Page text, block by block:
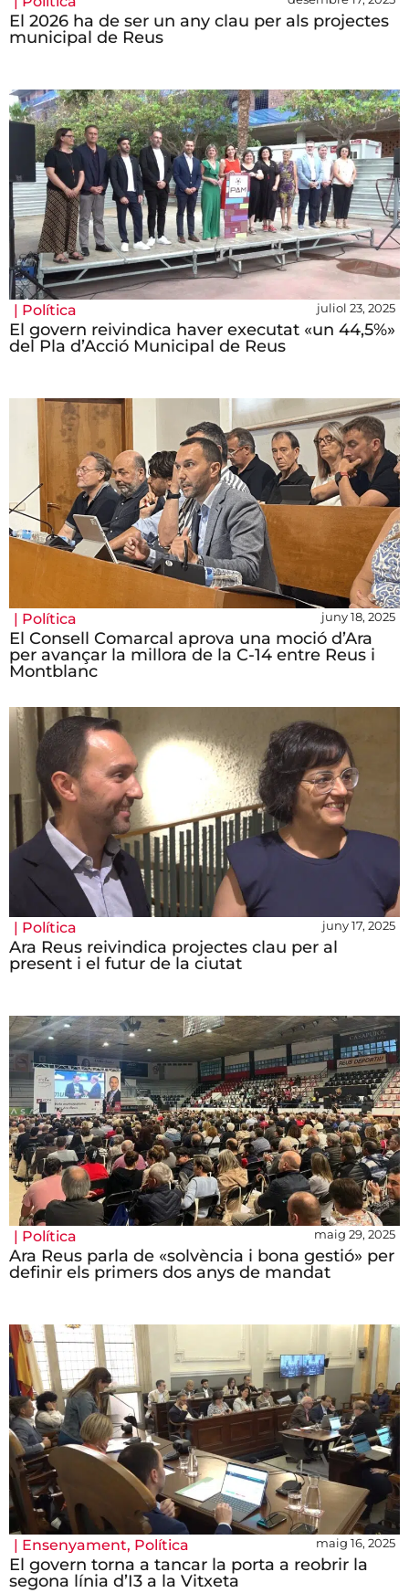
El 2026 ha de ser un any clau per als projectes
municipal de Reus
| Política juliol 23, 2025
El govern reivindica haver executat «un 44,5%»
del Pla d’Acció Municipal de Reus
| Política juny 18, 2025
El Consell Comarcal aprova una moció d’Ara
per avançar la millora de la C-14 entre Reus i
Montblanc
| Política juny 17, 2025
Ara Reus reivindica projectes clau per al
present i el futur de la ciutat
| Política maig 29, 2025
Ara Reus parla de «solvència i bona gestió» per
definir els primers dos anys de mandat
| Ensenyament, Política maig 16, 2025
El govern torna a tancar la porta a reobrir la
segona línia d’I3 a la Vitxeta